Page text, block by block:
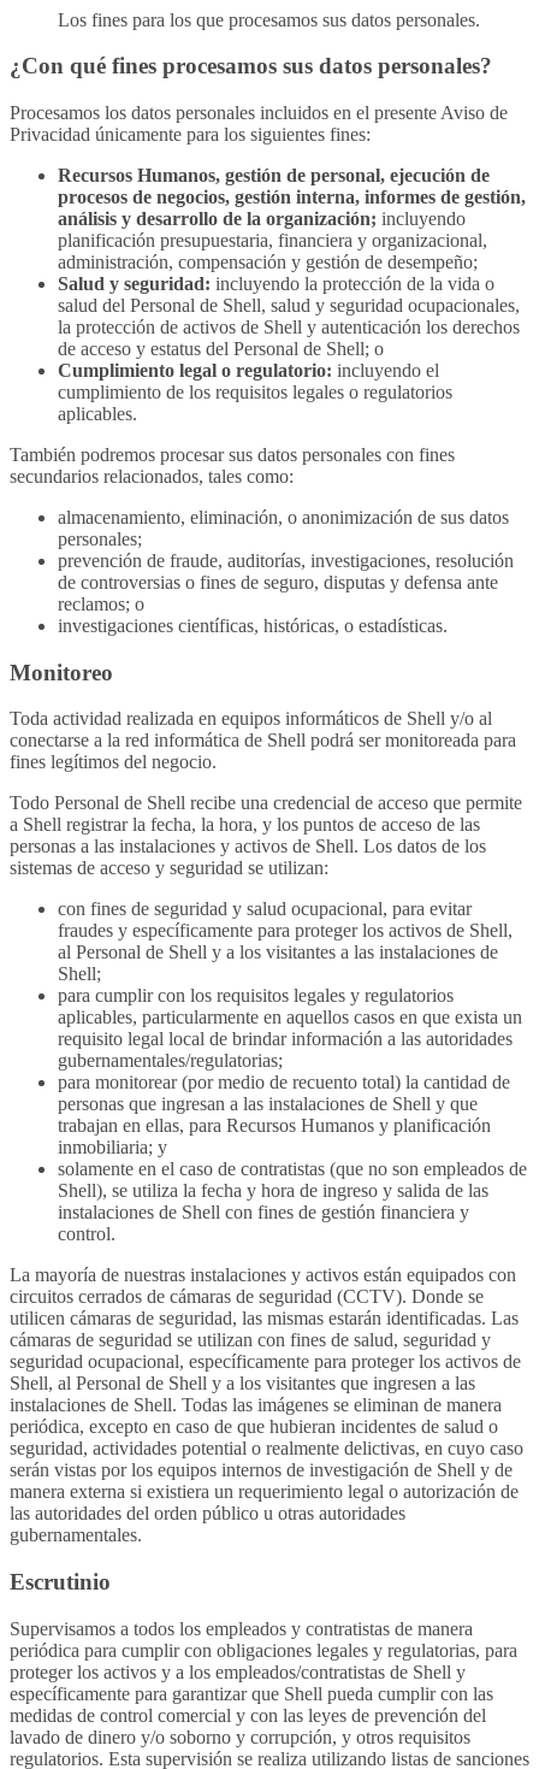
Los fines para los que procesamos sus datos personales.
¿Con qué fines procesamos sus datos personales?
Procesamos los datos personales incluidos en el presente Aviso de
Privacidad únicamente para los siguientes fines:
Recursos Humanos, gestión de personal, ejecución de
procesos de negocios, gestión interna, informes de gestión,
análisis y desarrollo de la organización; incluyendo
planificación presupuestaria, financiera y organizacional,
administración, compensación y gestión de desempeño;
Salud y seguridad: incluyendo la protección de la vida o
salud del Personal de Shell, salud y seguridad ocupacionales,
la protección de activos de Shell y autenticación los derechos
de acceso y estatus del Personal de Shell; o
Cumplimiento legal o regulatorio: incluyendo el
cumplimiento de los requisitos legales o regulatorios
aplicables.
También podremos procesar sus datos personales con fines
secundarios relacionados, tales como:
almacenamiento, eliminación, o anonimización de sus datos
personales;
prevención de fraude, auditorías, investigaciones, resolución
de controversias o fines de seguro, disputas y defensa ante
reclamos; o
investigaciones científicas, históricas, o estadísticas.
Monitoreo
Toda actividad realizada en equipos informáticos de Shell y/o al
conectarse a la red informática de Shell podrá ser monitoreada para
fines legítimos del negocio.
Todo Personal de Shell recibe una credencial de acceso que permite
a Shell registrar la fecha, la hora, y los puntos de acceso de las
personas a las instalaciones y activos de Shell. Los datos de los
sistemas de acceso y seguridad se utilizan:
con fines de seguridad y salud ocupacional, para evitar
fraudes y específicamente para proteger los activos de Shell,
al Personal de Shell y a los visitantes a las instalaciones de
Shell;
para cumplir con los requisitos legales y regulatorios
aplicables, particularmente en aquellos casos en que exista un
requisito legal local de brindar información a las autoridades
gubernamentales/regulatorias;
para monitorear (por medio de recuento total) la cantidad de
personas que ingresan a las instalaciones de Shell y que
trabajan en ellas, para Recursos Humanos y planificación
inmobiliaria; y
solamente en el caso de contratistas (que no son empleados de
Shell), se utiliza la fecha y hora de ingreso y salida de las
instalaciones de Shell con fines de gestión financiera y
control.
La mayoría de nuestras instalaciones y activos están equipados con
circuitos cerrados de cámaras de seguridad (CCTV). Donde se
utilicen cámaras de seguridad, las mismas estarán identificadas. Las
cámaras de seguridad se utilizan con fines de salud, seguridad y
seguridad ocupacional, específicamente para proteger los activos de
Shell, al Personal de Shell y a los visitantes que ingresen a las
instalaciones de Shell. Todas las imágenes se eliminan de manera
periódica, excepto en caso de que hubieran incidentes de salud o
seguridad, actividades potential o realmente delictivas, en cuyo caso
serán vistas por los equipos internos de investigación de Shell y de
manera externa si existiera un requerimiento legal o autorización de
las autoridades del orden público u otras autoridades
gubernamentales.
Escrutinio
Supervisamos a todos los empleados y contratistas de manera
periódica para cumplir con obligaciones legales y regulatorias, para
proteger los activos y a los empleados/contratistas de Shell y
específicamente para garantizar que Shell pueda cumplir con las
medidas de control comercial y con las leyes de prevención del
lavado de dinero y/o soborno y corrupción, y otros requisitos
regulatorios. Esta supervisión se realiza utilizando listas de sanciones